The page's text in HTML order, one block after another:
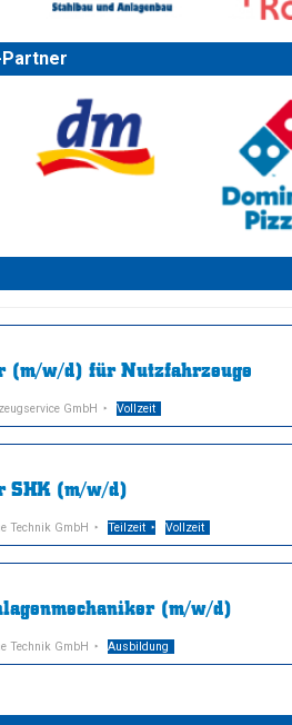
Partner
(m/w/d) für Nutzfahrzeuge
GmbH Vollzeit
SHK (m/w/d)
Technik GmbH Teilzeit Vollzeit
(m/w/d)
Technik GmbH Ausbildung